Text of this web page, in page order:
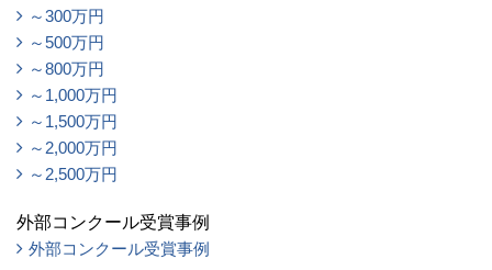
～300万円
～500万円
～800万円
～1,000万円
～1,500万円
～2,000万円
～2,500万円
外部コンクール受賞事例
外部コンクール受賞事例